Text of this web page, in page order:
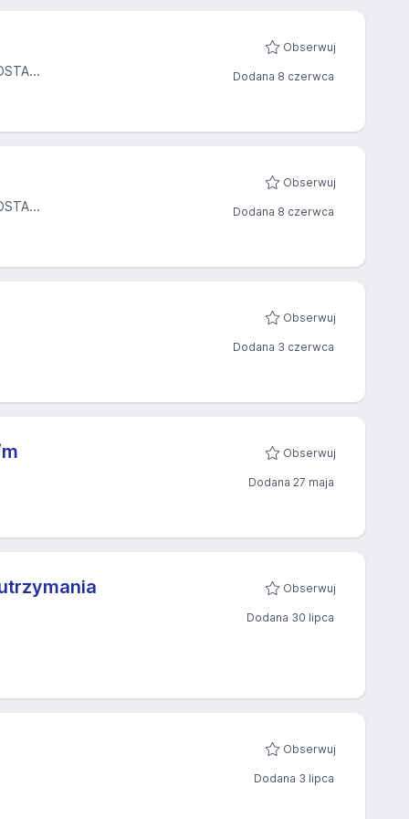
Obserwuj
Dodana 8 czerwca
Obserwuj
Dodana 8 czerwca
Obserwuj
Dodana 3 czerwca
Obserwuj
Dodana 27 maja
Obserwuj
Dodana 30 lipca
Obserwuj
Dodana 3 lipca